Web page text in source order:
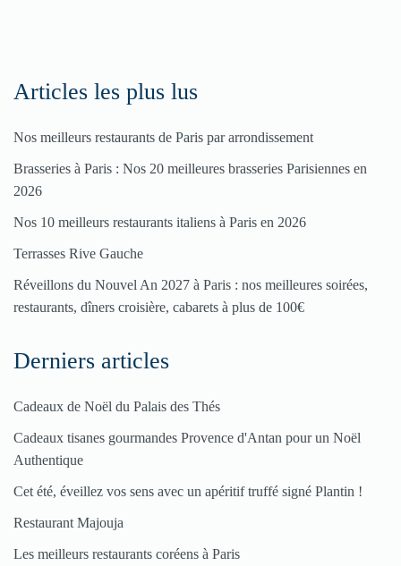
Articles les plus lus
Nos meilleurs restaurants de Paris par arrondissement
Brasseries à Paris : Nos 20 meilleures brasseries Parisiennes en
2026
Nos 10 meilleurs restaurants italiens à Paris en 2026
Terrasses Rive Gauche
Réveillons du Nouvel An 2027 à Paris : nos meilleures soirées,
restaurants, dîners croisière, cabarets à plus de 100€
Derniers articles
Cadeaux de Noël du Palais des Thés
Cadeaux tisanes gourmandes Provence d'Antan pour un Noël
Authentique
Cet été, éveillez vos sens avec un apéritif truffé signé Plantin !
Restaurant Majouja
Les meilleurs restaurants coréens à Paris